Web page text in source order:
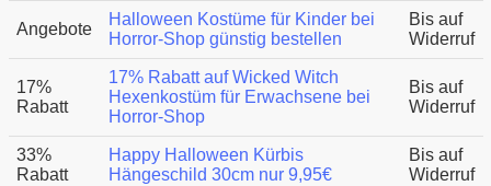
Angebote
Halloween Kostüme für Kinder bei
Horror-Shop günstig bestellen
Bis auf
Widerruf
17%
Rabatt
17% Rabatt auf Wicked Witch
Hexenkostüm für Erwachsene bei
Horror-Shop
Bis auf
Widerruf
33%
Rabatt
Happy Halloween Kürbis
Hängeschild 30cm nur 9,95€
Bis auf
Widerruf